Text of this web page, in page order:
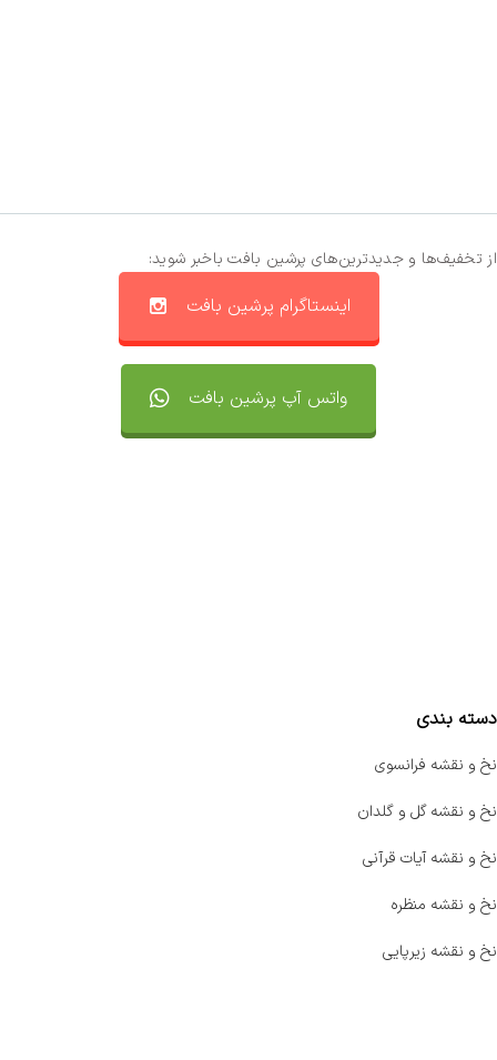
از تخفیف‌ها و جدیدترین‌های پرشین بافت باخبر شوید:
اینستاگرام پرشین بافت
واتس آپ پرشین بافت
دسته بندی
نخ و نقشه فرانسوی
نخ و نقشه گل و گلدان
نخ و نقشه آیات قرآنی
نخ و نقشه منظره
نخ و نقشه زیرپایی